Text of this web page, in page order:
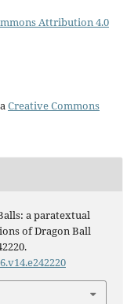
Attribution 4.0
Creative Commons
a paratextual
of Dragon Ball